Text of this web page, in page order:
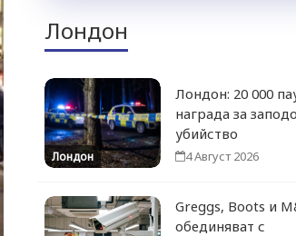
Лондон
Лондон
Лондон: 20 000
награда за
убийство
4 Август 2026
Greggs, Boots и
обединяват с